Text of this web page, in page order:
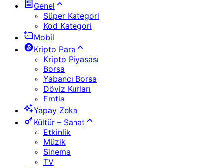
Genel
Süper Kategori
Kod Kategori
Mobil
Kripto Para
Kripto Piyasası
Borsa
Yabancı Borsa
Döviz Kurları
Emtia
Yapay Zeka
Kültür – Sanat
Etkinlik
Müzik
Sinema
TV